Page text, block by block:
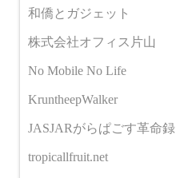
和僑とガジェット
株式会社オフィス片山
No Mobile No Life
KruntheepWalker
JASJARがらぱごす革命録
tropicallfruit.net